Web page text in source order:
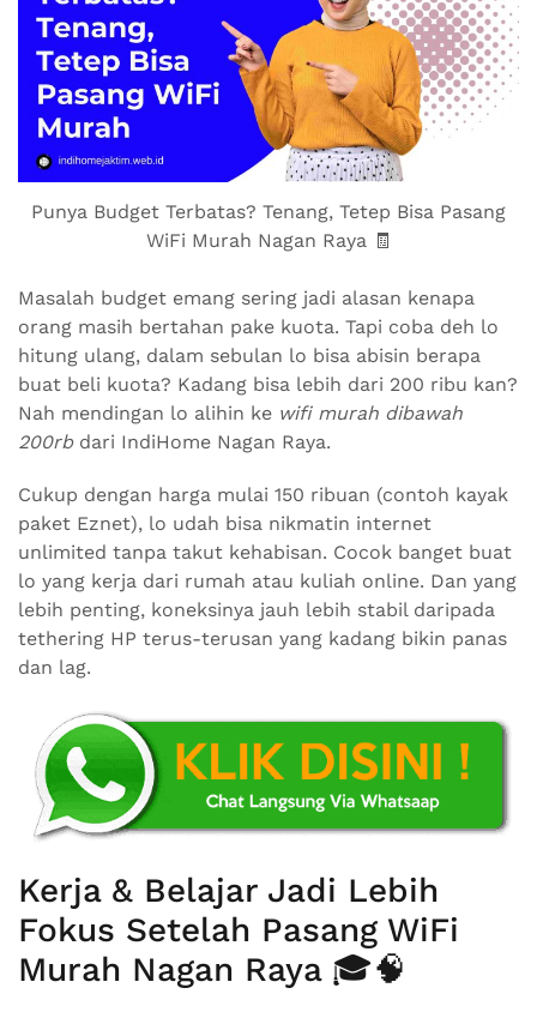
Punya Budget Terbatas? Tenang, Tetep Bisa Pasang
WiFi Murah Nagan Raya 🧾
Masalah budget emang sering jadi alasan kenapa
orang masih bertahan pake kuota. Tapi coba deh lo
hitung ulang, dalam sebulan lo bisa abisin berapa
buat beli kuota? Kadang bisa lebih dari 200 ribu kan?
Nah mendingan lo alihin ke wifi murah dibawah
200rbdari IndiHome Nagan Raya.
Cukup dengan harga mulai 150 ribuan (contoh kayak
paket Eznet), lo udah bisa nikmatin internet
unlimited tanpa takut kehabisan. Cocok banget buat
lo yang kerja dari rumah atau kuliah online. Dan yang
lebih penting, koneksinya jauh lebih stabil daripada
tethering HP terus-terusan yang kadang bikin panas
dan lag.
Kerja & Belajar Jadi Lebih
Fokus Setelah Pasang WiFi
Murah Nagan Raya 🎓🧠